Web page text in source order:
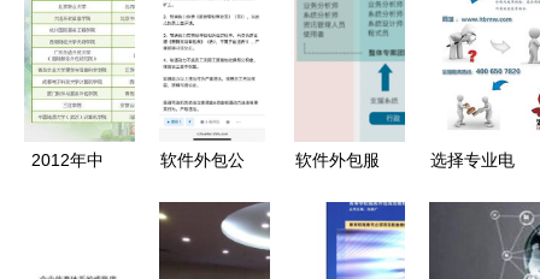
2012年中
软件外包公
从一个“吸
血鬼”称誉
软件外包服
发展前景探
讨
选择专业电
务器维保服
务 外包服